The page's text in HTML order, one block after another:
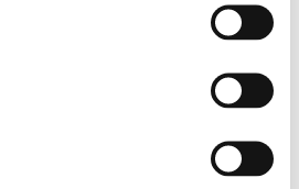
Демонтаж та тестування
актуатора на стенді.
залежить від результатів